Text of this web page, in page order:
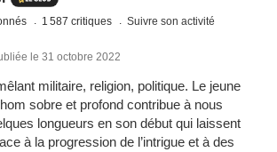
1 587 critiques Suivre son activité
le 31 octobre 2022
militaire, religion, politique. Le jeune
sobre et profond contribue à nous
longueurs en son début qui laissent
à la progression de l’intrigue et à des